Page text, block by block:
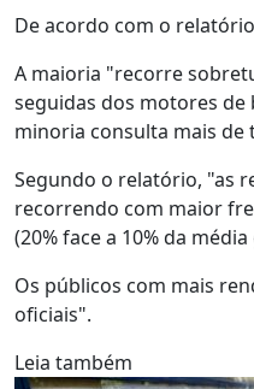
De acordo com o
A maioria "recorre
seguidas dos motores de
minoria consulta mais
Segundo o relatório, "as
recorrendo com maior
(20% face a 10% da
Os públicos com mais
oficiais".
Leia também